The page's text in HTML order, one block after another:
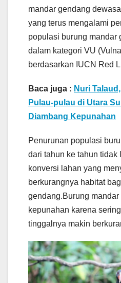
mandar gendang
yang terus mengalami
populasi burung mandar
dalam kategori VU
berdasarkan IUCN Red
Baca juga : Nuri
Pulau-pulau di Utara
Diambang Kepunahan
Penurunan populasi
dari tahun ke tahun tidak
konversi lahan yang
berkurangnya habitat
gendang.Burung
kepunahan karena
tinggalnya makin